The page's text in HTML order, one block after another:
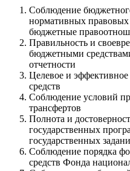
Соблюдение
нормативных
бюджетные
Правильность и
бюджетными
отчетности
Целевое и
средств
Соблюдение условий
трансфертов
Полнота и
государственных
государственных
Соблюдение порядка
средств Фонда